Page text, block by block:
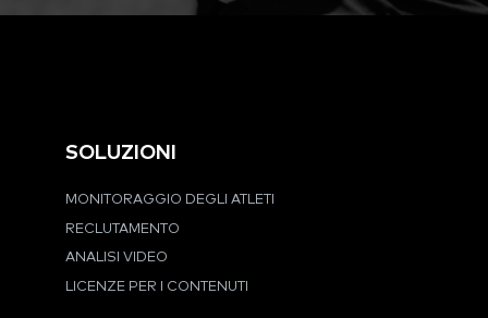
SOLUZIONI
MONITORAGGIO DEGLI ATLETI
RECLUTAMENTO
ANALISI VIDEO
LICENZE PER I CONTENUTI